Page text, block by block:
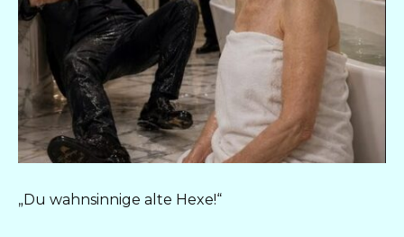
„Du wahnsinnige alte Hexe!“